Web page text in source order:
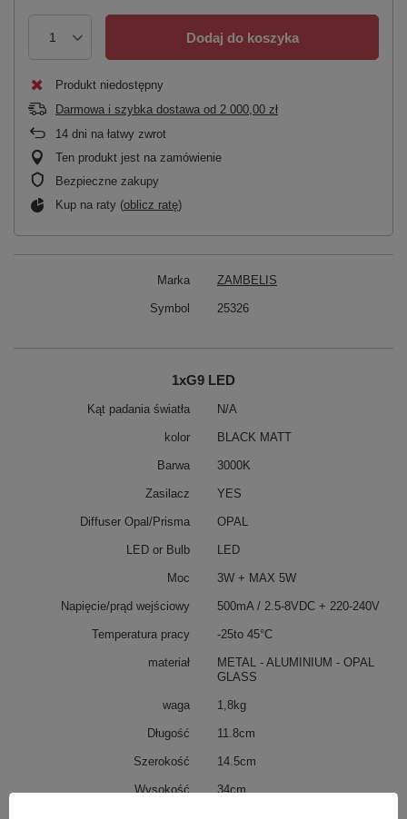
Dodaj do koszyka
Produkt niedostępny
Darmowa i szybka dostawa od 2 000,00 zł
14 dni na łatwy zwrot
Ten produkt jest na zamówienie
Bezpieczne zakupy
Kup na raty (oblicz ratę)
Marka ZAMBELIS
Symbol 25326
1xG9 LED
Kąt padania światła N/A
kolor BLACK MATT
Barwa 3000K
Zasilacz YES
Diffuser Opal/Prisma OPAL
LED or Bulb LED
Moc 3W + MAX 5W
Napięcie/prąd wejściowy 500mA / 2.5-8VDC + 220-240V
Temperatura pracy -25to 45°C
materiał
METAL - ALUMINIUM - OPAL
GLASS
waga 1,8kg
Długość 11.8cm
Szerokość 14.5cm
Wysokość 34cm